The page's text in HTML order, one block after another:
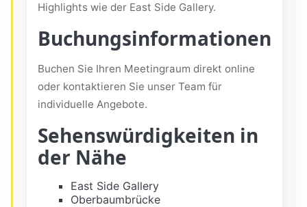
Highlights wie der East Side Gallery.
Buchungsinformationen
Buchen Sie Ihren Meetingraum direkt online
oder kontaktieren Sie unser Team für
individuelle Angebote.
Sehenswürdigkeiten in
der Nähe
East Side Gallery
Oberbaumbrücke